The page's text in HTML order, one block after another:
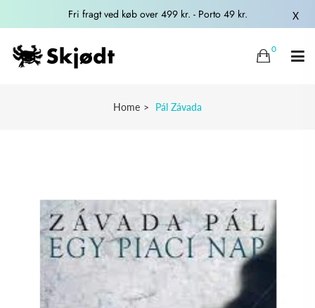
Fri fragt ved køb over 499 kr. - Porto 49 kr. X
0
Home Pál Závada